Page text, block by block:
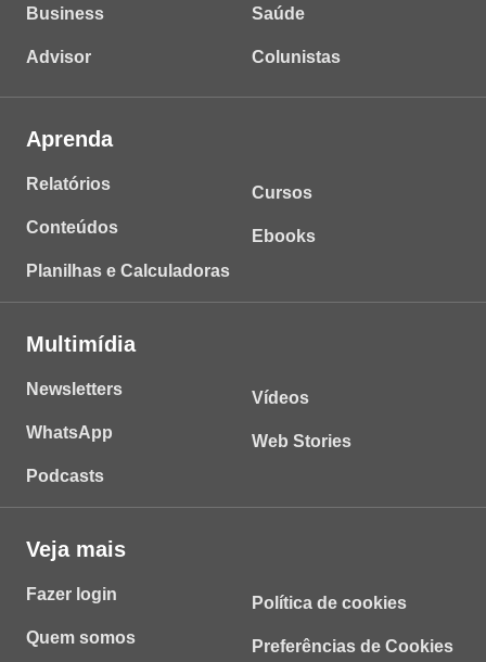
Business
Advisor
Saúde
Colunistas
Aprenda
Relatórios
Conteúdos
Planilhas e Calculadoras
Cursos
Ebooks
Multimídia
Newsletters
WhatsApp
Podcasts
Vídeos
Web Stories
Veja mais
Fazer login
Quem somos
Política de cookies
Preferências de Cookies